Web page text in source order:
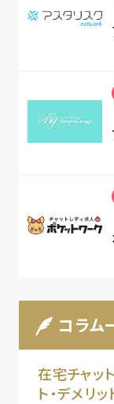
コラム
在宅チャッ
ト・デメリ